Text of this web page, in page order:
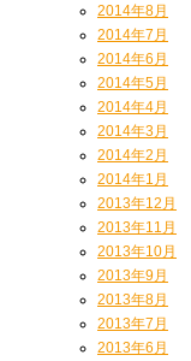
2014年8月
2014年7月
2014年6月
2014年5月
2014年4月
2014年3月
2014年2月
2014年1月
2013年12月
2013年11月
2013年10月
2013年9月
2013年8月
2013年7月
2013年6月